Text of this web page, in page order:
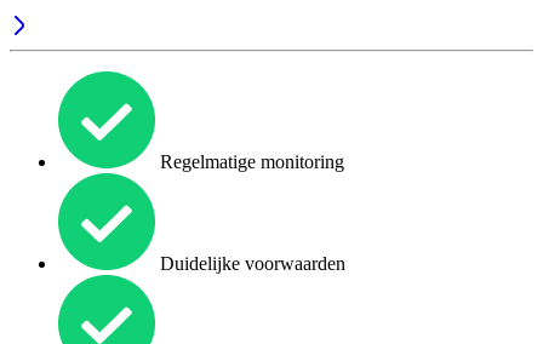
Regelmatige monitoring
Duidelijke voorwaarden